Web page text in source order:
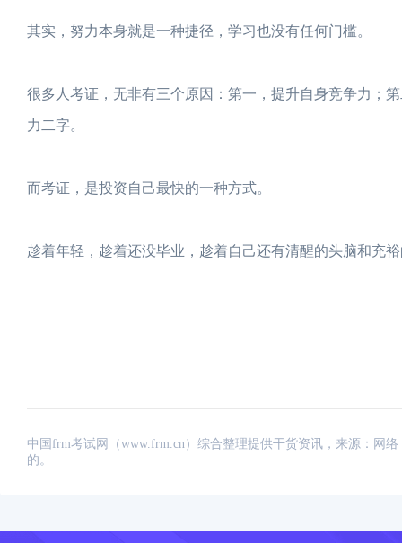
其实，努力本身就是一种捷径，学习也没有任何门槛。
很多人考证，无非有三个原因：第一，提升自身竞争力；
力二字。
而考证，是投资自己最快的一种方式。
趁着年轻，趁着还没毕业，趁着自己还有清醒的头脑和充
中国frm考试网（www.frm.cn）综合整理提供干货资讯，来源：网
的。